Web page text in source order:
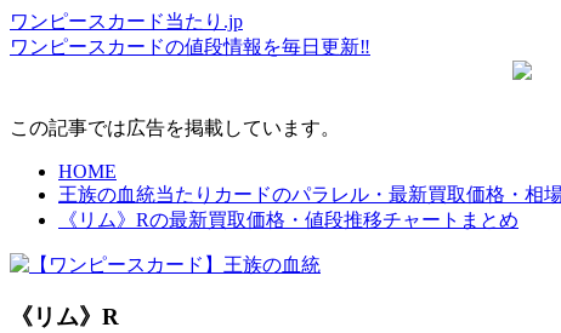
ワンピースカード当たり.jp
ワンピースカードの値段情報を毎日更新‼
この記事では広告を掲載しています。
HOME
王族の血統当たりカードのパラレル・最新買取価格・相
《リム》Rの最新買取価格・値段推移チャートまとめ
《リム》R